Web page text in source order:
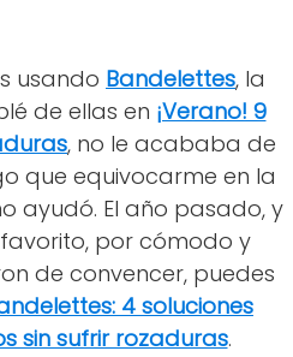
usando Bandelettes, la
de ellas en ¡Verano! 9
, no le acababa de
que equivocarme en la
ayudó. El año pasado, y
por cómodo y
de convencer, puedes
4 soluciones
sin sufrir rozaduras.